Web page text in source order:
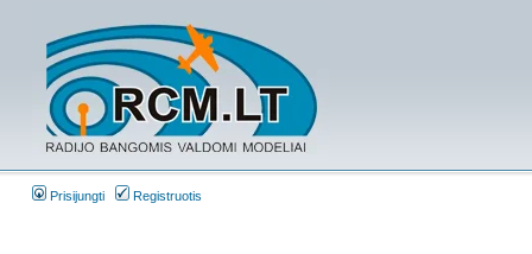
Prisijungti Registruotis